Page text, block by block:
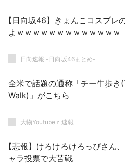
【日向坂46】きょんこコスプレ
よｗｗｗｗｗｗｗｗｗｗｗｗｗ
日向速報 -日向坂46まとめ-
全米で話題の通称「チー牛歩
Walk)」がこちら
大物Youtubeｒ速報
【悲報】けろけろけろっぴさん
ャラ投票で大苦戦